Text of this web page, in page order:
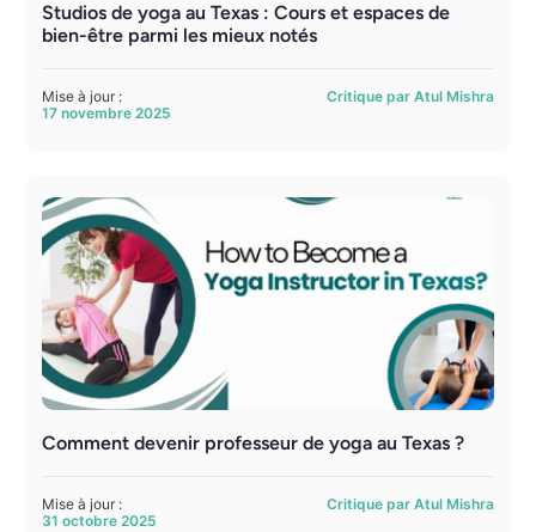
Studios de yoga au Texas : Cours et espaces de
bien-être parmi les mieux notés
Mise à jour :
17 novembre 2025
Critique par Atul Mishra
Comment devenir professeur de yoga au Texas ?
Mise à jour :
31 octobre 2025
Critique par Atul Mishra